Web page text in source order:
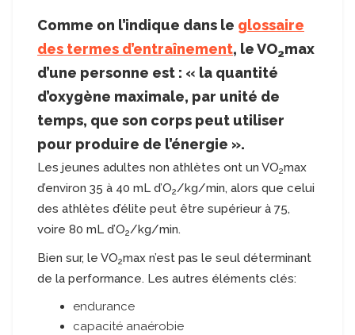
Comme on l’indique dans le glossaire
des termes d’entraînement, le VO2max
d’une personne est : « la quantité
d’oxygène maximale, par unité de
temps, que son corps peut utiliser
pour produire de l’énergie ».
Les jeunes adultes non athlètes ont un VO2max
d’environ 35 à 40 mL d’O2/kg/min, alors que celui
des athlètes d’élite peut être supérieur à 75,
voire 80 mL d’O2/kg/min.
Bien sur, le VO2max n’est pas le seul déterminant
de la performance. Les autres éléments clés:
endurance
capacité anaérobie